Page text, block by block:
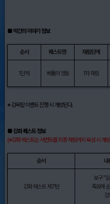
■ 막간의 이야기 정보
순서 퀘스트명 재림단계
1단계 베품의 영웅 1차 재림
※ 감옥탑 이벤트 진행 시 개방된다.
■ 강화 퀘스트 정보
(※강화 퀘스트는 서번트를 최종 재림까지 육성 시 개
순서 내
강화 퀘스트 제7탄
보구 "
죽음에
강